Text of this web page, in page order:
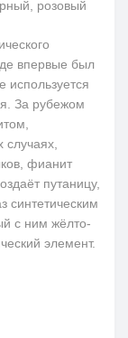
розовый
впервые был
используется
За рубежом
фианит
путаницу,
синтетическим
с ним жёлто-
элемент.